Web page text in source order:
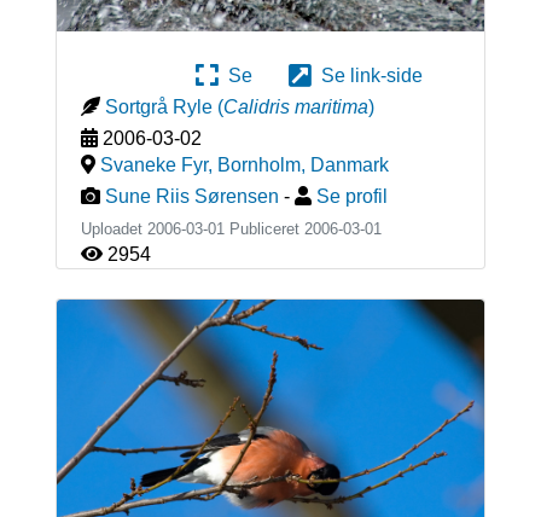
Se
Se link-side
Sortgrå Ryle (Calidris maritima)
2006-03-02
Svaneke Fyr, Bornholm, Danmark
Sune Riis Sørensen - Se profil
Uploadet 2006-03-01 Publiceret 2006-03-01
2954